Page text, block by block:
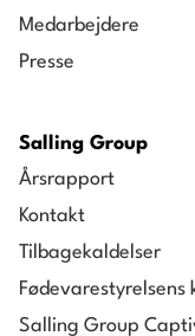
Medarbejdere
Presse
Salling Group
Årsrapport
Kontakt
Tilbagekaldelser
Salling Group